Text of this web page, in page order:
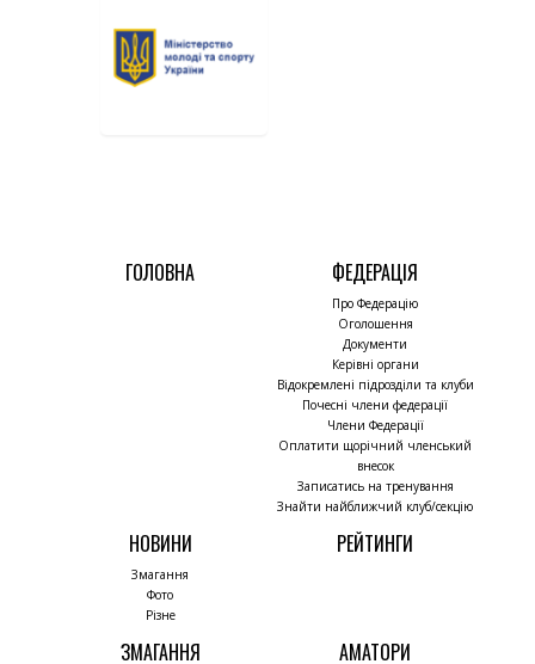
ГОЛОВНА ФЕДЕРАЦІЯ
Про Федерацію
Оголошення
Документи
Керівні органи
Відокремлені підрозділи та клуби
Почесні члени федерації
Члени Федерації
Оплатити щорічний членський
внесок
Записатись на тренування
Знайти найближчий клуб/секцію
НОВИНИ
Змагання
Фото
Різне
РЕЙТИНГИ
ЗМАГАННЯ АМАТОРИ